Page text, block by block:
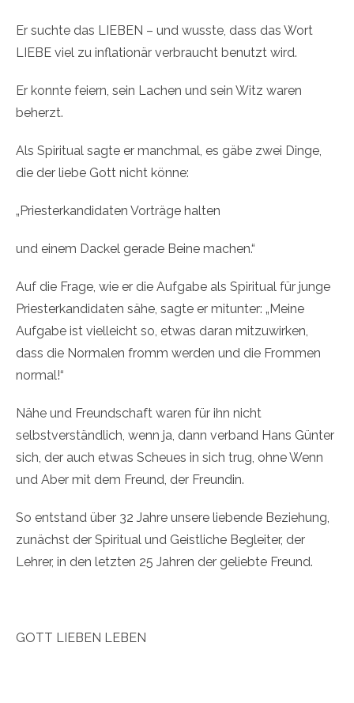
Er suchte das LIEBEN – und wusste, dass das Wort
LIEBE viel zu inflationär verbraucht benutzt wird.
Er konnte feiern, sein Lachen und sein Witz waren
beherzt.
Als Spiritual sagte er manchmal, es gäbe zwei Dinge,
die der liebe Gott nicht könne:
„Priesterkandidaten Vorträge halten
und einem Dackel gerade Beine machen.“
Auf die Frage, wie er die Aufgabe als Spiritual für junge
Priesterkandidaten sähe, sagte er mitunter: „Meine
Aufgabe ist vielleicht so, etwas daran mitzuwirken,
dass die Normalen fromm werden und die Frommen
normal!“
Nähe und Freundschaft waren für ihn nicht
selbstverständlich, wenn ja, dann verband Hans Günter
sich, der auch etwas Scheues in sich trug, ohne Wenn
und Aber mit dem Freund, der Freundin.
So entstand über 32 Jahre unsere liebende Beziehung,
zunächst der Spiritual und Geistliche Begleiter, der
Lehrer, in den letzten 25 Jahren der geliebte Freund.
GOTT LIEBEN LEBEN